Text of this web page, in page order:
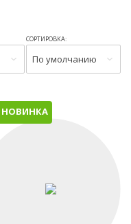
СОРТИРОВКА:
По умолчанию
НОВИНКА